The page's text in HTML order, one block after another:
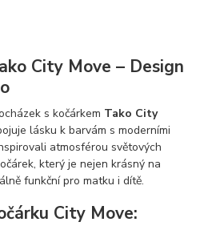
City Move – Design
s kočárkem Tako City
lásku k barvám s moderními
atmosférou světových
který je nejen krásný na
funkční pro matku i dítě.
City Move: